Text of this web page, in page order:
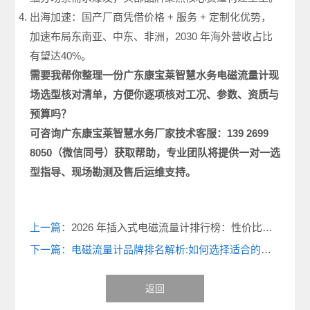
出海加速：国产厂商凭借价格 + 服务 + 定制化优势，
加速布局东南亚、中东、非洲，2030 年海外营收占比
有望达40%。
需要我帮你整理一份广东康宝莱智慧水务电磁流量计现
场选型核对清单，方便你逐项核对工况、参数、资质与
预算吗？
可咨询广东康宝莱智慧水务厂家技术客服： 139 2699
8050（微信同号）获取帮助，专业团队将提供一对一选
型指导、现场勘测及售后运维支持。
上一篇： 2026 年插入式电磁流量计排行榜：性价比与性能对比分析
下一篇：电磁流量计品牌排名解析:如何选择适合的工业流量测量方案
返回